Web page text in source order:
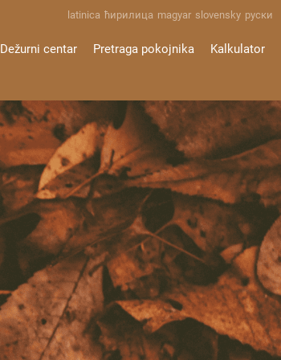
latinica ћирилица magyar slovensky руски
Dežurni centar Pretraga pokojnika Kalkulator